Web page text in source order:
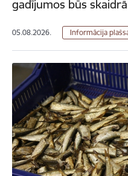
gadījumos būs
05.08.2026. Informācija